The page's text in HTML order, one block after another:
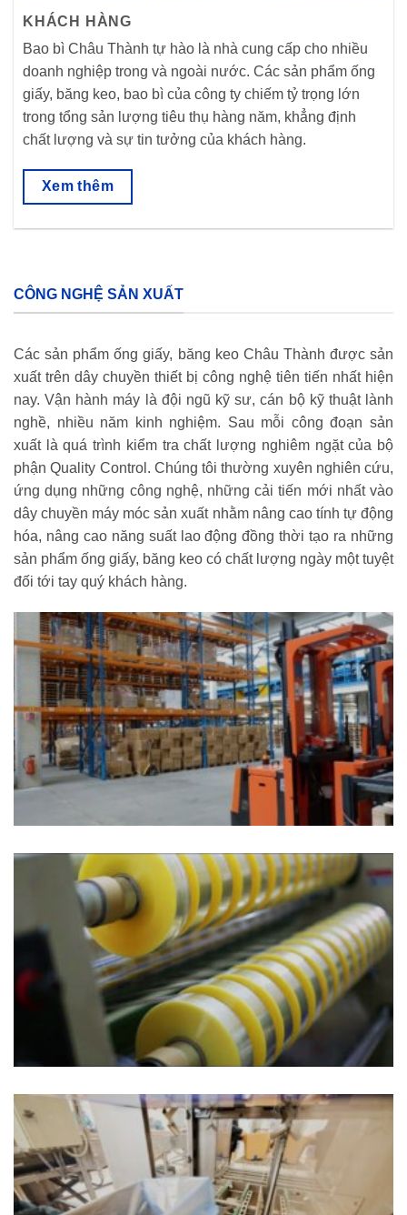
KHÁCH HÀNG
Bao bì Châu Thành tự hào là nhà cung cấp cho nhiều
doanh nghiệp trong và ngoài nước. Các sản phẩm ống
giấy, băng keo, bao bì của công ty chiếm tỷ trọng lớn
trong tổng sản lượng tiêu thụ hàng năm, khẳng định
chất lượng và sự tin tưởng của khách hàng.
Xem thêm
CÔNG NGHỆ SẢN XUẤT
Các sản phẩm ống giấy, băng keo Châu Thành được sản
xuất trên dây chuyền thiết bị công nghệ tiên tiến nhất hiện
nay. Vận hành máy là đội ngũ kỹ sư, cán bộ kỹ thuật lành
nghề, nhiều năm kinh nghiệm. Sau mỗi công đoạn sản
xuất là quá trình kiểm tra chất lượng nghiêm ngặt của bộ
phận Quality Control. Chúng tôi thường xuyên nghiên cứu,
ứng dụng những công nghệ, những cải tiến mới nhất vào
dây chuyền máy móc sản xuất nhằm nâng cao tính tự động
hóa, nâng cao năng suất lao động đồng thời tạo ra những
sản phẩm ống giấy, băng keo có chất lượng ngày một tuyệt
đối tới tay quý khách hàng.